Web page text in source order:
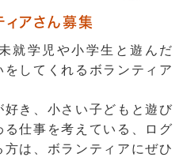
ィアさん募集
就学児や小学生と遊んだ
してくれるボランティア
き、小さい子どもと遊び
仕事を考えている、ログ
は、ボランティアにぜひ